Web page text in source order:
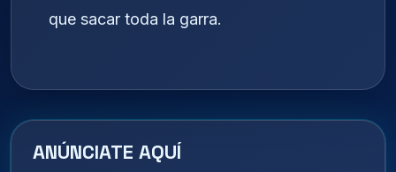
que sacar toda la garra.
ANÚNCIATE AQUÍ